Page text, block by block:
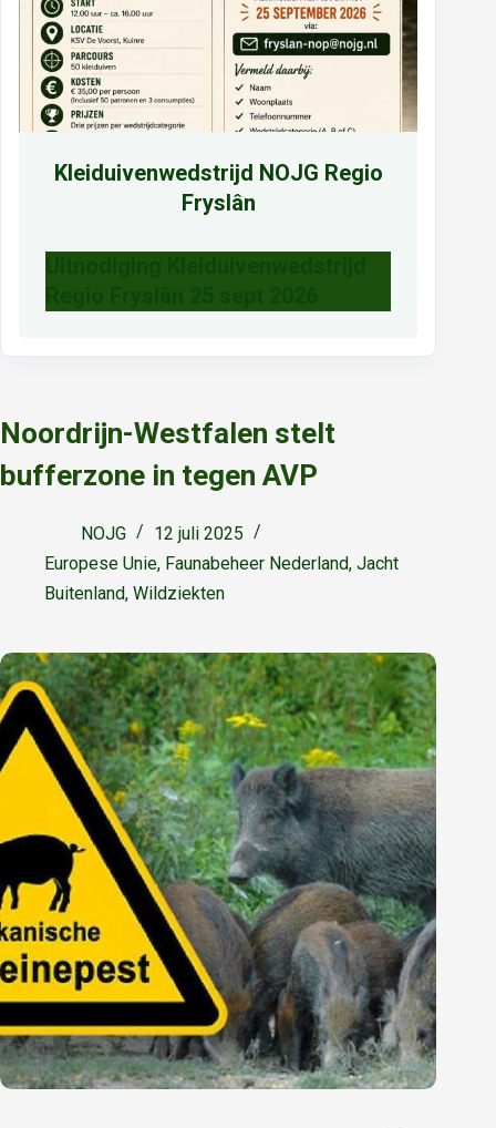
Noordrijn-Westfalen stelt
bufferzone in tegen AVP
NOJG
12 juli 2025
Europese Unie, Faunabeheer Nederland, Jacht
Buitenland, Wildziekten
Kleiduivenwedstrijd NOJG Regio
Fryslân